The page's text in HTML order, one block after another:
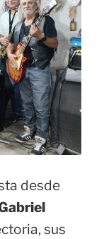
desde
sus